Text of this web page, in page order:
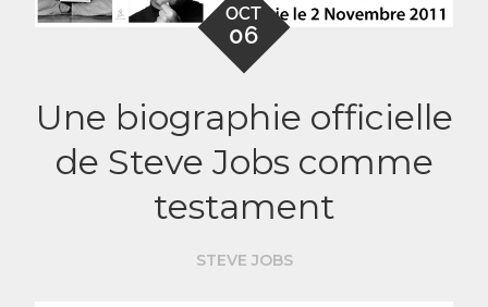
OCT
06
Une biographie officielle
de Steve Jobs comme
testament
STEVE JOBS